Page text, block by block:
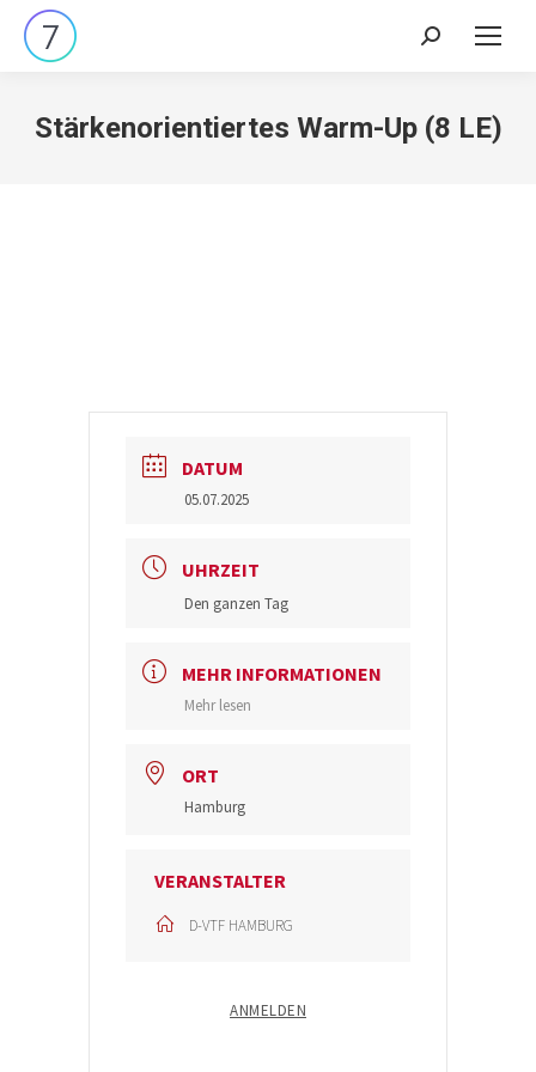
Search:
Stärkenorientiertes Warm-Up (8 LE)
DATUM
05.07.2025
UHRZEIT
Den ganzen Tag
MEHR INFORMATIONEN
Mehr lesen
ORT
Hamburg
VERANSTALTER
D-VTF HAMBURG
ANMELDEN